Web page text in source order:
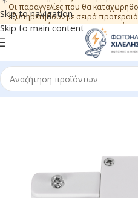
Skip to navigation
Skip to main content
Οι παραγγελίες που θα
εξυπηρετηθούν με σειρά
ευχαριστούμε για την εμπιστοσύνη.